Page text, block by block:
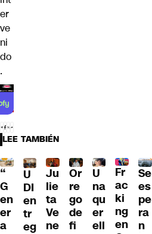
er
ve
ni
do
.
LEE TAMBIÉN
“
G
en
er
a
U
DI
en
tr
eg
Ju
lie
ta
Ve
ne
Or
re
go
de
fi
U
na
qu
er
ell
Fr
ac
ki
ng
en
Se
es
pe
ra
n